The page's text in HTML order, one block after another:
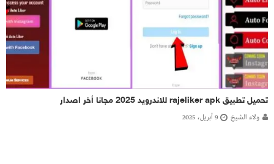
تحميل تطبيق rajeliker apk للاندرويد 2025 مجانا أخر اصدار
ولاء الشيخ 9 أبريل، 2025